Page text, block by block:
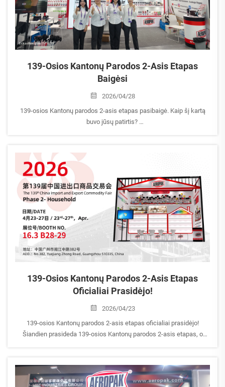
139-Osios Kantonų Parodos 2-Asis Etapas
Baigėsi
2026/04/28
139-osios Kantonų parodos 2-asis etapas pasibaigė. Kaip šį kartą
buvo jūsų patirtis?
parodos rezultatus...
139-Osios Kantonų Parodos 2-Asis Etapas
Oficialiai Prasidėjo!
2026/04/23
139-osios Kantonų parodos 2-asis etapas oficialiai prasidėjo!
Šiandien prasideda 139-osios Kantonų parodos 2-asis etapas, o
AEROPAK buitinio aerozolių produktus...